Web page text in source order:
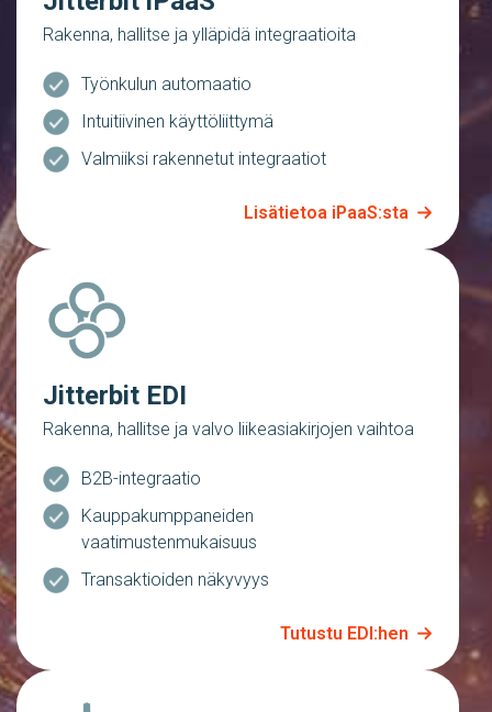
Rakenna, hallitse ja ylläpidä integraatioita
Työnkulun automaatio
Intuitiivinen käyttöliittymä
Valmiiksi rakennetut integraatiot
Lisätietoa iPaaS:sta
Jitterbit EDI
Rakenna, hallitse ja valvo liikeasiakirjojen vaihtoa
B2B-integraatio
Kauppakumppaneiden
vaatimustenmukaisuus
Transaktioiden näkyvyys
Tutustu EDI:hen